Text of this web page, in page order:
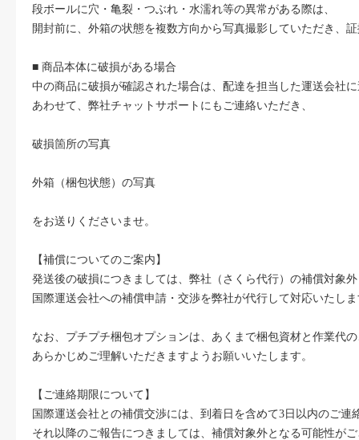
B2B代行
BLOG
カスタマサポート
段ボールに穴・亀裂・つぶれ・水濡れ等の異常がある際は、
開封前に、外箱の状態を複数方向から写真撮影していただき、
■ 商品本体に破損がある場合
中の商品に破損が確認された場合は、配達を担当した運送会社
あわせて、弊社チャットサポートにもご連絡いただき、
破損箇所の写真
外箱（梱包状態）の写真
をお送りくださいませ。
【補償についてのご案内】
発送後の破損につきましては、弊社（さくら代行）の補償対象
国際運送会社への補償申請・交渉を弊社が代行して対応いたし
なお、プチプチ梱包オプションは、あくまで梱包資材と作業代
あらかじめご理解いただきますようお願いいたします。
【ご連絡期限について】
国際運送会社との補償交渉には、到着日を含めて3日以内のご連
それ以降のご報告につきましては、補償対象外となる可能性が